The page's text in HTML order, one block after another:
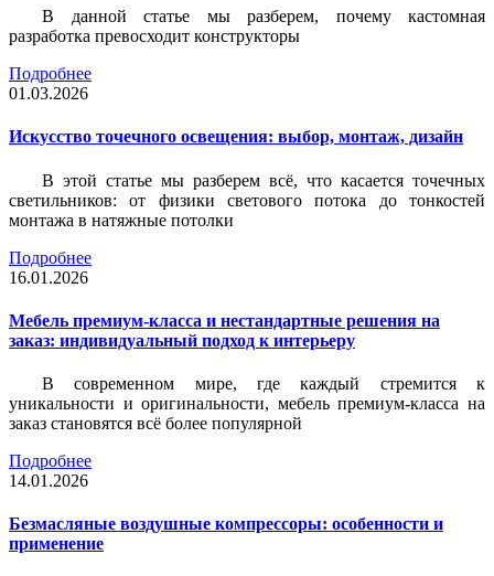
В данной статье мы разберем, почему кастомная
разработка превосходит конструкторы
Подробнее
01.03.2026
Искусство точечного освещения: выбор, монтаж, дизайн
В этой статье мы разберем всё, что касается точечных
светильников: от физики светового потока до тонкостей
монтажа в натяжные потолки
Подробнее
16.01.2026
Мебель премиум-класса и нестандартные решения на
заказ: индивидуальный подход к интерьеру
В современном мире, где каждый стремится к
уникальности и оригинальности, мебель премиум-класса на
заказ становятся всё более популярной
Подробнее
14.01.2026
Безмасляные воздушные компрессоры: особенности и
применение